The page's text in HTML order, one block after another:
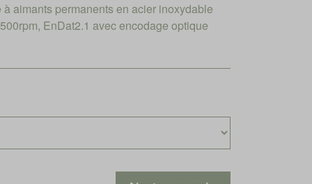
aimants permanents en acier inoxydable
EnDat2.1 avec encodage optique